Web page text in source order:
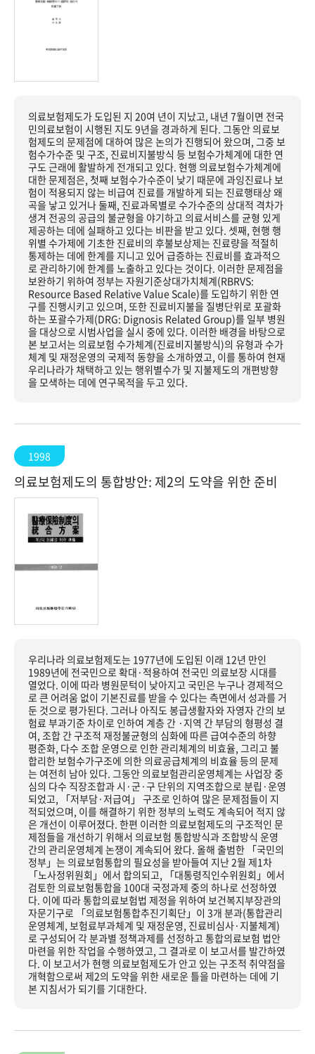
의료보험제도가 도입된 지 20여 년이 지났고, 내년 7월이면 전국
민의료보험이 시행된 지도 9년을 경과하게 된다. 그동안 의료보
험제도의 문제점에 대하여 많은 논의가 진행되어 왔으며, 그중 보
험수가수준 및 구조, 진료비지불방식 등 보험수가체계에 대한 연
구도 근래에 활발하게 전개되고 있다. 현행 의료보험수가체계에
대한 문제점은, 첫째 보험수가수준이 낮기 때문에 과잉진료나 보
험이 적용되지 않는 비급여 진료를 개발하게 되는 진료행태상 왜
곡을 낳고 있거나 둘째, 진료과목별로 수가수준의 상대적 격차가
생겨 전공의 공급의 불균형을 야기하고 의료서비스를 균형 있게
제공하는 데에 실패하고 있다는 비판을 받고 있다. 셋째, 현행 행
위별 수가제에 기초한 진료비의 후불보상제는 진료량을 적절히
통제하는 데에 한계를 지니고 있어 급증하는 진료비를 효과적으
로 관리하기에 한계를 노출하고 있다는 것이다. 이러한 문제점을
보완하기 위하여 정부는 자원기준상대가치체계(RBRVS:
Resource Based Relative Value Scale)를 도입하기 위한 연
구를 진행시키고 있으며, 또한 진료비지불을 질병단위로 포괄화
하는 포괄수가제(DRG: Dignosis Related Group)를 일부 병원
을 대상으로 시범사업을 실시 중에 있다. 이러한 배경을 바탕으로
본 보고서는 의료보험 수가체계(진료비지불방식)의 유형과 수가
체계 및 재정운영의 국제적 동향을 소개하였고, 이를 통하여 현재
우리나라가 채택하고 있는 행위별수가 및 지불제도의 개편방향
을 모색하는 데에 연구목적을 두고 있다.
1998
의료보험제도의 통합방안: 제2의 도약을 위한 준비
우리나라 의료보험제도는 1977년에 도입된 이래 12년 만인
1989년에 전국민으로 확대·적용하여 전국민 의료보장 시대를
열었다. 이에 따라 병원문턱이 낮아지고 국민은 누구나 경제적으
로 큰 어려움 없이 기본진료를 받을 수 있다는 측면에서 성과를 거
둔 것으로 평가된다. 그러나 아직도 봉급생활자와 자영자 간의 보
험료 부과기준 차이로 인하여 계층 간 ·지역 간 부담의 형평성 결
여, 조합 간 구조적 재정불균형의 심화에 따른 급여수준의 하향
평준화, 다수 조합 운영으로 인한 관리체계의 비효율, 그리고 불
합리한 보험수가구조에 의한 의료공급체계의 비효율 등의 문제
는 여전히 남아 있다. 그동안 의료보험관리운영체계는 사업장 중
심의 다수 직장조합과 시·군·구 단위의 지역조합으로 분립·운영
되었고, 「저부담·저급여」 구조로 인하여 많은 문제점들이 지
적되었으며, 이를 해결하기 위한 정부의 노력도 계속되어 적지 않
은 개선이 이루어졌다. 한편 이러한 의료보험제도의 구조적인 문
제점들을 개선하기 위해서 의료보험 통합방식과 조합방식 운영
간의 관리운영체계 논쟁이 계속되어 왔다. 올해 출범한 「국민의
정부」는 의료보험통합의 필요성을 받아들여 지난 2월 제1차
「노사정위원회」에서 합의되고, 「대통령직인수위원회」에서
검토한 의료보험통합을 100대 국정과제 중의 하나로 선정하였
다. 이에 따라 통합의료보험법 제정을 위하여 보건복지부장관의
자문기구로 「의료보험통합추진기획단」이 3개 분과(통합관리
운영체계, 보험료부과체계 및 재정운영, 진료비심사·지불체계)
로 구성되어 각 분과별 정책과제를 선정하고 통합의료보험 법안
마련을 위한 작업을 수행하였고, 그 결과로 이 보고서를 발간하였
다. 이 보고서가 현행 의료보험제도가 안고 있는 구조적 취약점을
개혁함으로써 제2의 도약을 위한 새로운 틀을 마련하는 데에 기
본 지침서가 되기를 기대한다.